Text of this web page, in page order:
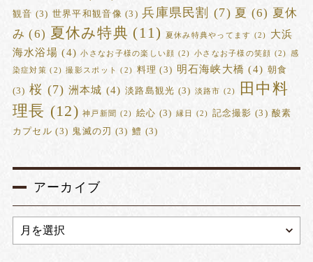
観音 (3) 世界平和観音像 (3) 兵庫県民割 (7) 夏 (6) 夏休
み (6) 夏休み特典 (11) 夏休み特典やってます (2)
大浜
海水浴場 (4) 小さなお子様の楽しい顔 (2) 小さなお子様の笑顔 (2) 感
染症対策 (2) 撮影スポット (2) 料理 (3) 明石海峡大橋 (4) 朝食
(3) 桜 (7) 洲本城 (4) 淡路島観光 (3) 淡路市 (2)
田中料
理長 (12) 神戸新聞 (2) 絵心 (3) 縁日 (2) 記念撮影 (3) 酸素
カプセル (3) 鬼滅の刃 (3) 鱧 (3)
アーカイブ